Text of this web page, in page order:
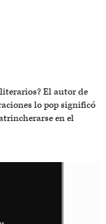
El autor de
lo pop significó
en el